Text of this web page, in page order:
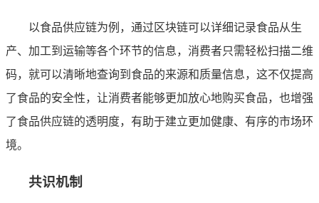
以食品供应链为例，通过区块链可以详细记录食品从生
产、加工到运输等各个环节的信息，消费者只需轻松扫描二维
码，就可以清晰地查询到食品的来源和质量信息，这不仅提高
了食品的安全性，让消费者能够更加放心地购买食品，也增强
了食品供应链的透明度，有助于建立更加健康、有序的市场环
境。
共识机制